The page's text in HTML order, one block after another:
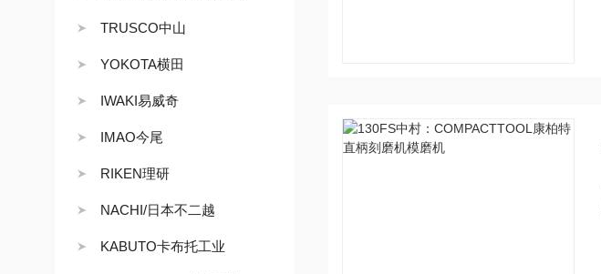
TRUSCO中山
YOKOTA横田
IWAKI易威奇
IMAO今尾
RIKEN理研
NACHI/日本不二越
KABUTO卡布托工业